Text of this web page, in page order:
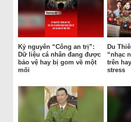
Kỷ nguyên “Công an trị”:
Dữ liệu cá nhân đang được
bảo vệ hay bị gom về một
mối
Du
“nhạc
trên
stress